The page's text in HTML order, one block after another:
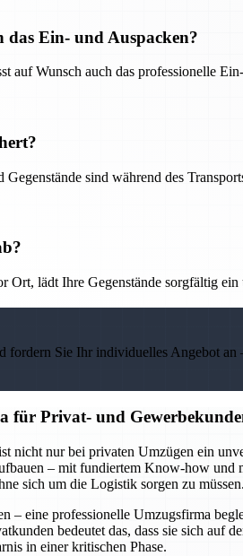
Ein- und Auspacken?
auf Wunsch auch das professionelle
sind während des
Ort, lädt Ihre Gegenstände sorgfältig
fordern Sie Ihr individuelles Angebot an
für Privat- und
nicht nur bei privaten Umzügen ein
– mit fundiertem Know-how
sich um die Logistik sorgen zu müssen.
– eine professionelle Umzugsfirma
bedeutet das, dass sie sich
in einer kritischen Phase.